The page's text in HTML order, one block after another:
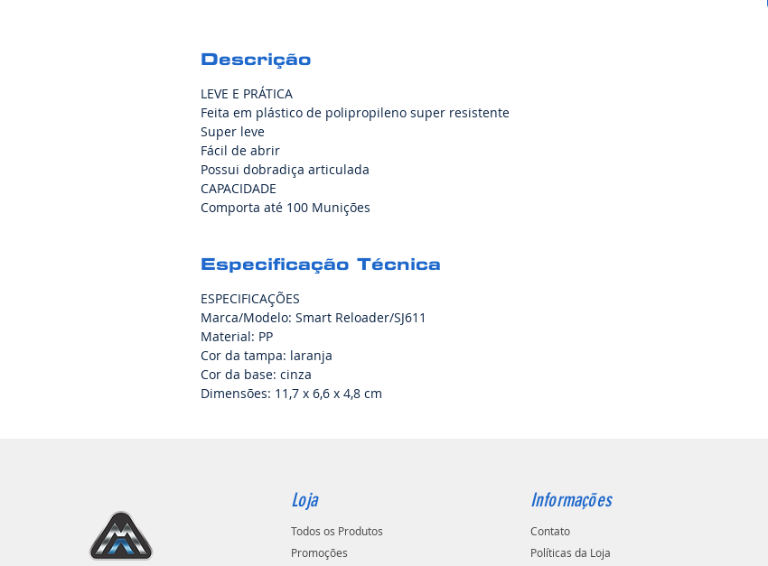
Descrição
LEVE E PRÁTICA
Feita em plástico de polipropileno super resistente
Super leve
Fácil de abrir
Possui dobradiça articulada
CAPACIDADE
Comporta até 100 Munições
Especificação Técnica
ESPECIFICAÇÕES
Marca/Modelo: Smart Reloader/SJ611
Material: PP
Cor da tampa: laranja
Cor da base: cinza
Dimensões: 11,7 x 6,6 x 4,8 cm
Loja
Todos os Produtos
Promoções
Informações
Contato
Políticas da Loja